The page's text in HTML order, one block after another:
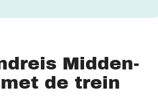
Midden-
de trein